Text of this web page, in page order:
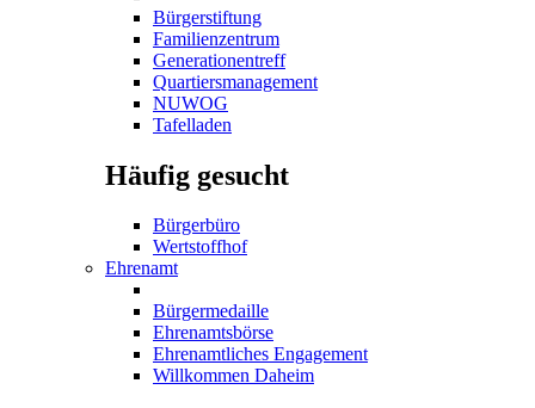
Bürgerstiftung
Familienzentrum
Generationentreff
Quartiersmanagement
NUWOG
Tafelladen
Häufig gesucht
Bürgerbüro
Wertstoffhof
Ehrenamt
Bürgermedaille
Ehrenamtsbörse
Ehrenamtliches Engagement
Willkommen Daheim